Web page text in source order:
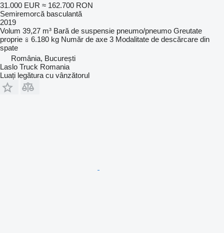
31.000 EUR ≈ 162.700 RON
Semiremorcă basculantă
2019
Volum 39,27 m³ Bară de suspensie pneumo/pneumo Greutate
proprie
6.180 kg Număr de axe 3 Modalitate de descărcare din
spate
România, București
Laslo Truck Romania
Luați legătura cu vânzătorul